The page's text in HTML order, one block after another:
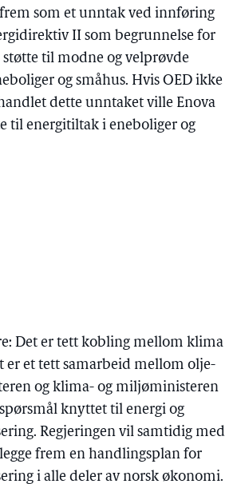
som et unntak ved innføring
II som begrunnelse for
til modne og velprøvde
og småhus. Hvis OED ikke
dette unntaket ville Enova
til energitiltak i eneboliger og
Det er tett kobling mellom klima
er et tett samarbeid mellom olje-
og klima- og miljøministeren
knyttet til energi og
Regjeringen vil samtidig med
frem en handlingsplan for
i alle deler av norsk økonomi.